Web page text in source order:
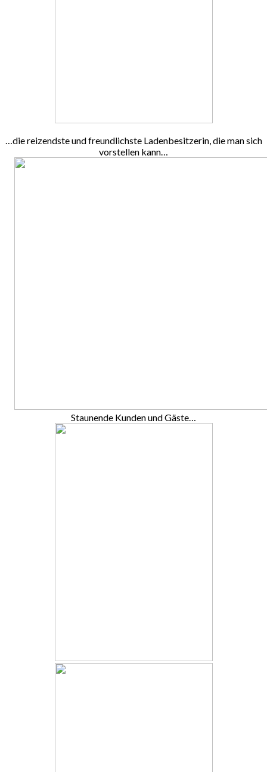
…die reizendste und freundlichste Ladenbesitzerin, die man sich
vorstellen kann…
Staunende Kunden und Gäste…